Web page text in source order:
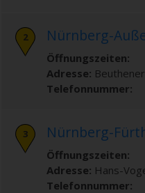
Nürnberg-
Öffnungszeiten:
Adresse:
Telefonnummer:
Nürnberg-
Öffnungszeiten:
Adresse: Hans-
Telefonnummer: